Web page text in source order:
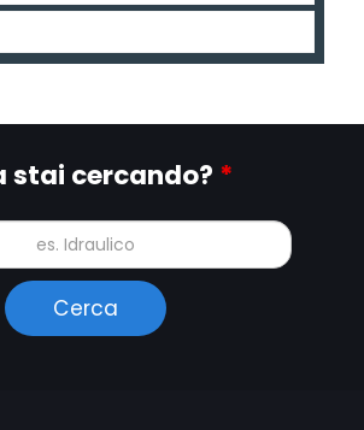
stai cercando? *